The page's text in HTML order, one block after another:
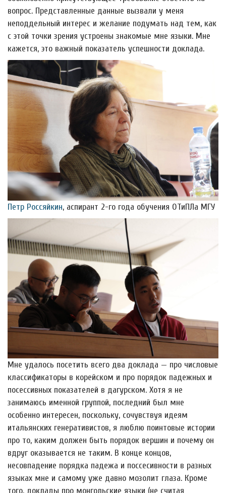
вопрос. Представленные данные вызвали у меня
неподдельный интерес и желание подумать над тем, как
с этой точки зрения устроены знакомые мне языки. Мне
кажется, это важный показатель успешности доклада.
Петр Россяйкин, аспирант 2-го года обучения ОТиПЛа МГУ
Мне удалось посетить всего два доклада — про числовые
классификаторы в корейском и про порядок падежных и
посессивных показателей в дагурском. Хотя я не
занимаюсь именной группой, последний был мне
особенно интересен, поскольку, сочувствуя идеям
итальянских генеративистов, я люблю поинтовые истории
про то, каким должен быть порядок вершин и почему он
вдруг оказывается не таким. В конце концов,
несовпадение порядка падежа и поссесивности в разных
языках мне и самому уже давно мозолит глаза. Кроме
того, доклады про монгольские языки (не считая